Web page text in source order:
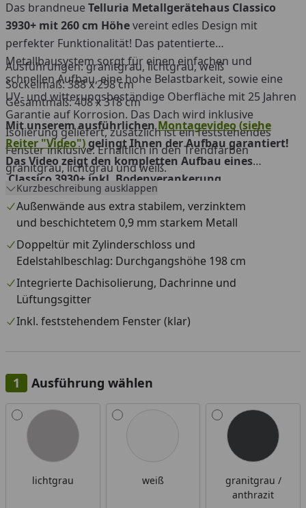
Das brandneue Telluria Metallgerätehaus Classico
3930+ mit 260 cm Höhevereint edles Design mit
perfekter Funktionalität! Das patentierte
Metallbausystem sorgt für einen einfachen und
schnellen Aufbau, eine hohe Belastbarkeit, sowie eine
UV- und witterungsbeständige Oberfläche mit 25 Jahren
Garantie auf Korrosion. Das Dach wird inklusive
Isolierung geliefert, zusätzlich ist ein feststehendes
Fenster inklusive. Erhältlich in den Trendfarben
granitgrau, lichtgrau und weiß.
Ausführungen: granitgrau, lichtgrau, weiß
Sockelmaß: 388 x 298 cm
Gesamtmaß: 408 x 318 cm
Mit unserem ausführlichenMontagevideo (siehe
Reiter "Video")gelingt Ihnen der Aufbau garantiert!
Das Video zeigt den kompletten Aufbau eines
Classico 3930+ inkl. Bodenverankerung,
Innenwandpaket und Dacheindeckung.
Kurzbeschreibung ausklappen
Außenwände aus extra stabilem, verzinktem
und beschichtetem 0,9 mm starkem Metall
Doppeltür mit Zylinderschloss und
Edelstahlbeschlag: Durchgangshöhe 198 cm
Integrierte Dachisolierung, Dachrinne und
Lüftungsgitter
Inkl. feststehendem Fenster (klar)
Ausführung wählen
Alle anzeigen (4)
lichtgrau weiß
granitgrau /
anthrazit